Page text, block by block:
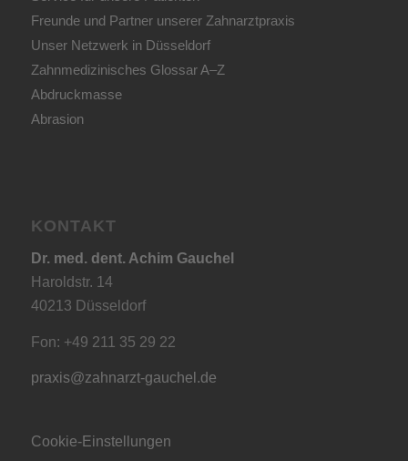
Freunde und Partner unserer Zahnarztpraxis
Unser Netzwerk in Düsseldorf
Zahnmedizinisches Glossar A–Z
Abdruckmasse
Abrasion
KONTAKT
Dr. med. dent. Achim Gauchel
Haroldstr. 14
40213 Düsseldorf
Fon: +49 211 35 29 22
praxis@zahnarzt-gauchel.de
Cookie-Einstellungen